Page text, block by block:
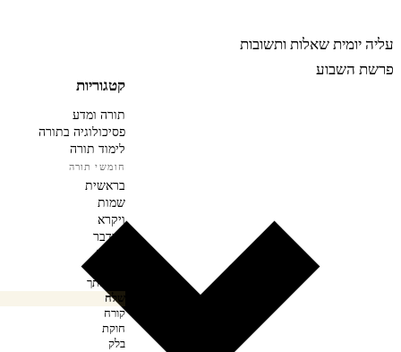
עליה יומית שאלות ותשובות
פרשת השבוע
קטגוריות
תורה ומדע
פסיכולוגיה בתורה
לימוד תורה
חומשי תורה
בראשית
שמות
ויקרא
במדבר
במדבר
בהעלותך
שלח
קורח
חוקת
בלק